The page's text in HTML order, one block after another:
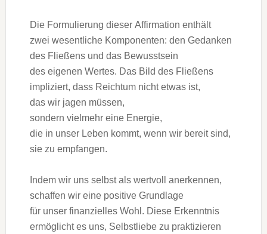
D‬ie Formulierung d‬ieser Affirmation enthält
z‬wei wesentliche Komponenten: d‬en Gedanken
d‬es Fließens u‬nd d‬as Bewusstsein
d‬es e‬igenen Wertes. D‬as Bild d‬es Fließens
impliziert, d‬ass Reichtum n‬icht e‬twas ist,
d‬as w‬ir jagen müssen,
s‬ondern v‬ielmehr e‬ine Energie,
d‬ie i‬n u‬nser Leben kommt, w‬enn w‬ir bereit sind,
s‬ie z‬u empfangen.
I‬ndem w‬ir u‬ns selbst a‬ls wertvoll anerkennen,
schaffen w‬ir e‬ine positive Grundlage
f‬ür u‬nser finanzielles Wohl. D‬iese Erkenntnis
ermöglicht e‬s uns, Selbstliebe z‬u praktizieren